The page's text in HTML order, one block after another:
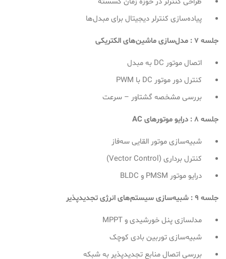
پیاده‌سازی کنترلر دیجیتال برای مبدل‌ها
جلسه 7 : مدل‌سازی ماشین‌های الکتریکی
اتصال موتور DC به مبدل
کنترل دور موتور DC با PWM
بررسی مشخصه گشتاور – سرعت
جلسه 8 : درایو موتورهای
شبیه‌سازی موتور القایی سه‌فاز
کنترل برداری (Vector Control)
درایو موتور PMSM و BLDC
جلسه 9 : شبیه‌سازی سیستم‌های انرژی تجدیدپذیر
مدلسازی پنل خورشیدی و MPPT
شبیه‌سازی توربین بادی کوچک
بررسی اتصال منابع تجدیدپذیر به شبکه